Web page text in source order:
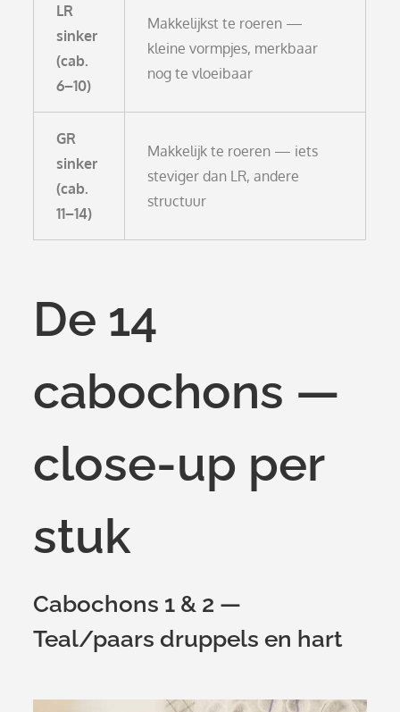
LR
sinker
(cab.
6–10)
Makkelijkst te roeren —
kleine vormpjes, merkbaar
nog te vloeibaar
GR
sinker
(cab.
11–14)
Makkelijk te roeren — iets
steviger dan LR, andere
structuur
De 14
cabochons —
close-up per
stuk
Cabochons 1 & 2 —
Teal/paars druppels en hart